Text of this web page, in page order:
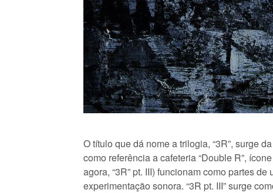
O título que dá nome a trilogia, “3R”, surge
como referência a cafeteria “Double R”,
agora, “3R” pt. III) funcionam como partes
experimentação sonora. “3R pt. III” surge